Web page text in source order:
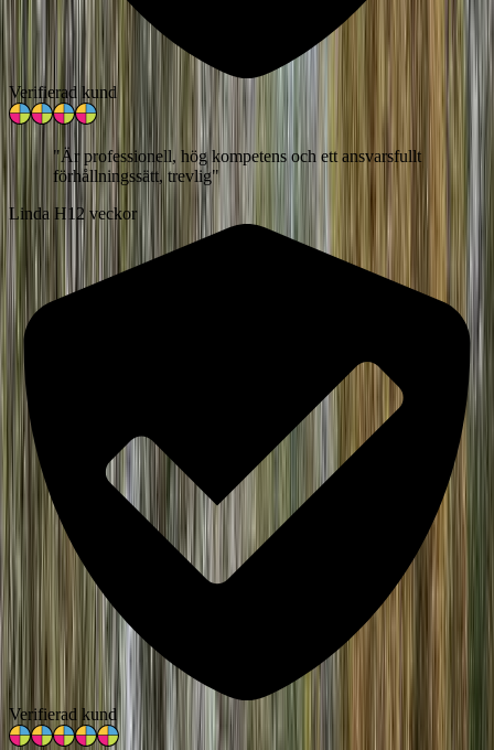
Verifierad kund
"Är professionell, hög kompetens och ett ansvarsfullt
förhållningssätt, trevlig"
Linda H12 veckor
Verifierad kund